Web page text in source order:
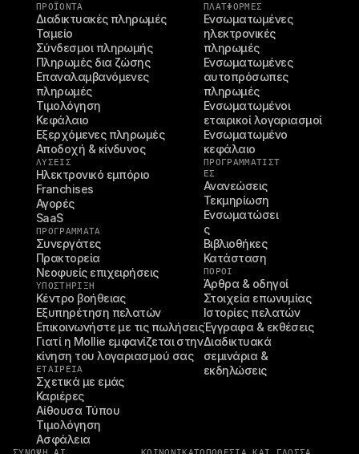
ΠΡΟΪΌΝΤΑ
Διαδικτυακές πληρωμές
Ταμείο
Σύνδεσμοι πληρωμής
Πληρωμές δια ζώσης
Επαναλαμβανόμενες
πληρωμές
Τιμολόγηση
Κεφάλαιο
Εξερχόμενες πληρωμές
Αποδοχή & κίνδυνος
ΛΥΣΕΙΣ
Ηλεκτρονικό εμπόριο
Franchises
Αγορές
SaaS
ΠΡΟΓΡΑΜΜΑΤΑ
Συνεργάτες
Πρακτορεία
Νεοφυείς επιχειρήσεις
ΥΠΟΣΤΉΡΙΞΗ
Κέντρο βοήθειας
Εξυπηρέτηση πελατών
Επικοινωνήστε με τις πωλήσεις
Γιατί η Mollie εμφανίζεται στην
κίνηση του λογαριασμού σας
ΕΤΑΙΡΕΊΑ
Σχετικά με εμάς
Καριέρες
Αίθουσα Τύπου
Τιμολόγηση
Ασφάλεια
ΠΛΑΤΦΟΡΜΕΣ
Ενσωματωμένες
ηλεκτρονικές
πληρωμές
Ενσωματωμένες
αυτοπρόσωπες
πληρωμές
Ενσωματωμένοι
εταιρικοί λογαριασμοί
Ενσωματωμένο
κεφάλαιο
ΠΡΟΓΡΑΜΜΑΤΙΣΤ
ΈΣ
Ανανεώσεις
Τεκμηρίωση
Ενσωματώσει
ς
Βιβλιοθήκες
Κατάσταση
ΠΌΡΟΙ
Άρθρα & οδηγοί
Στοιχεία επωνυμίας
Ιστορίες πελατών
Έγγραφα & εκθέσεις
Διαδικτυακά
σεμινάρια &
εκδηλώσεις